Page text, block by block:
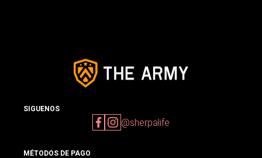
SIGUENOS
@sherpalife
MÉTODOS DE PAGO